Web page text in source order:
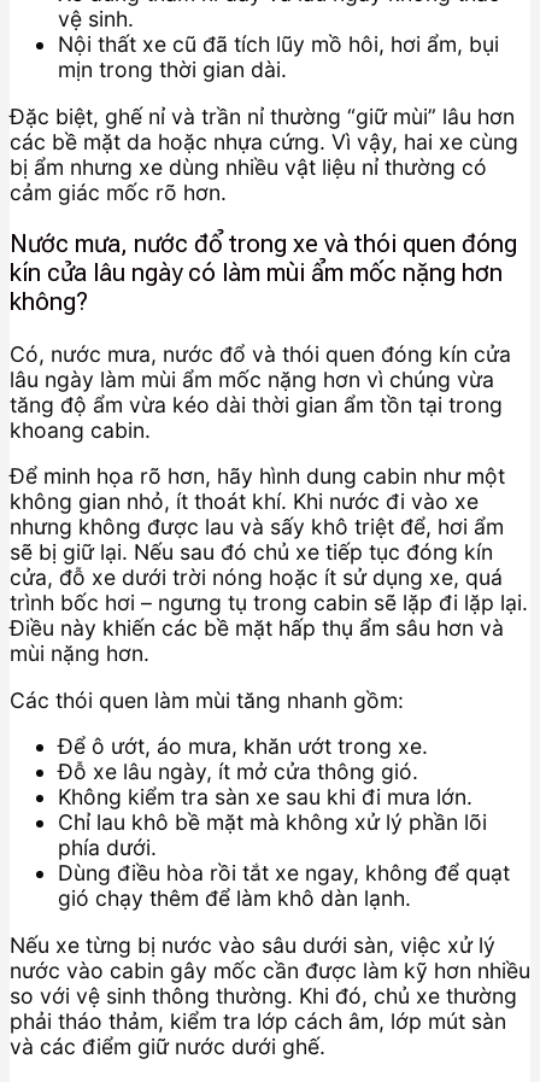
vệ sinh.
Nội thất xe cũ đã tích lũy mồ hôi, hơi ẩm, bụi
mịn trong thời gian dài.
Đặc biệt, ghế nỉ và trần nỉ thường “giữ mùi” lâu hơn
các bề mặt da hoặc nhựa cứng. Vì vậy, hai xe cùng
bị ẩm nhưng xe dùng nhiều vật liệu nỉ thường có
cảm giác mốc rõ hơn.
Nước mưa, nước đổ trong xe và thói quen đóng
kín cửa lâu ngày có làm mùi ẩm mốc nặng hơn
không?
Có, nước mưa, nước đổ và thói quen đóng kín cửa
lâu ngày làm mùi ẩm mốc nặng hơn vì chúng vừa
tăng độ ẩm vừa kéo dài thời gian ẩm tồn tại trong
khoang cabin.
Để minh họa rõ hơn, hãy hình dung cabin như một
không gian nhỏ, ít thoát khí. Khi nước đi vào xe
nhưng không được lau và sấy khô triệt để, hơi ẩm
sẽ bị giữ lại. Nếu sau đó chủ xe tiếp tục đóng kín
cửa, đỗ xe dưới trời nóng hoặc ít sử dụng xe, quá
trình bốc hơi – ngưng tụ trong cabin sẽ lặp đi lặp lại.
Điều này khiến các bề mặt hấp thụ ẩm sâu hơn và
mùi nặng hơn.
Các thói quen làm mùi tăng nhanh gồm:
Để ô ướt, áo mưa, khăn ướt trong xe.
Đỗ xe lâu ngày, ít mở cửa thông gió.
Không kiểm tra sàn xe sau khi đi mưa lớn.
Chỉ lau khô bề mặt mà không xử lý phần lõi
phía dưới.
Dùng điều hòa rồi tắt xe ngay, không để quạt
gió chạy thêm để làm khô dàn lạnh.
Nếu xe từng bị nước vào sâu dưới sàn, việc xử lý
nước vào cabin gây mốc cần được làm kỹ hơn nhiều
so với vệ sinh thông thường. Khi đó, chủ xe thường
phải tháo thảm, kiểm tra lớp cách âm, lớp mút sàn
và các điểm giữ nước dưới ghế.